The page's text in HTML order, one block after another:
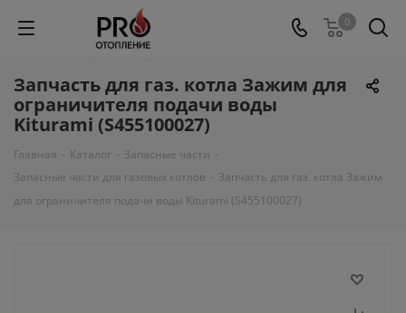
0
Запчасть для газ. котла Зажим для
ограничителя подачи воды
Kiturami (S455100027)
Главная - Каталог - Запасные части -
Запасные части для газовых котлов - Запчасть для газ. котла Зажим
для ограничителя подачи воды Kiturami (S455100027)